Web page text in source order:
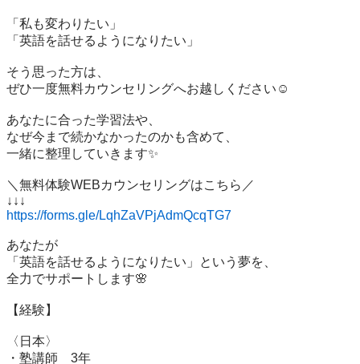
「私も変わりたい」
「英語を話せるようになりたい」
そう思った方は、
ぜひ一度無料カウンセリングへお越しください☺️
あなたに合った学習法や、
なぜ今まで続かなかったのかも含めて、
一緒に整理していきます✨
＼無料体験WEBカウンセリングはこちら／
https://forms.gle/LqhZaVPjAdmQcqTG7
あなたが
「英語を話せるようになりたい」という夢を、
全力でサポートします🌸
【経験】
〈日本〉
・塾講師　3年